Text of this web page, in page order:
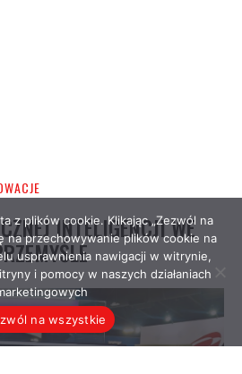
z plików cookie. Klikając „Zezwól na
na przechowywanie plików cookie na
usprawnienia nawigacji w witrynie,
i pomocy w naszych działaniach
na wszystkie